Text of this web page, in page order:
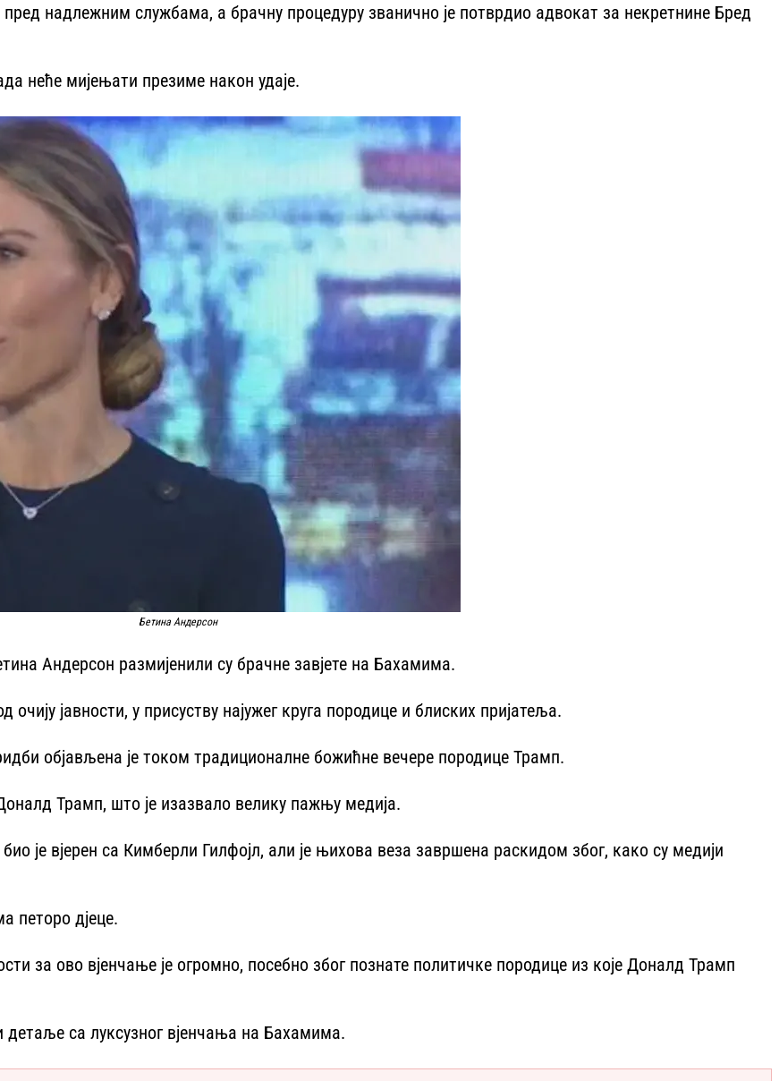
надлежним службама, а брачну процедуру званично је потврдио адвокат за некретнине Бред
неће мијењати презиме након удаје.
Бетина Андерсон
Андерсон размијенили су брачне завјете на Бахамима.
јавности, у присуству најужег круга породице и блиских пријатеља.
објављена је током традиционалне божићне вечере породице Трамп.
Трамп, што је изазвало велику пажњу медија.
је вјерен са Кимберли Гилфојл, али је њихова веза завршена раскидом због, како су медији
петоро дјеце.
за ово вјенчање је огромно, посебно због познате политичке породице из које Доналд Трамп
са луксузног вјенчања на Бахамима.